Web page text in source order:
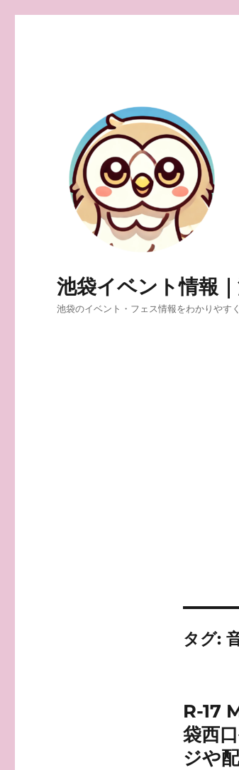
池袋イベント情報
池袋のイベント・フェス情報をわかりやす
タグ:
R-17
袋西
ジや